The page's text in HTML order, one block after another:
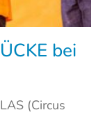
bei
(Circus